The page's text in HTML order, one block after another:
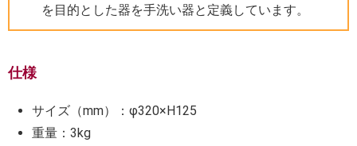
を目的とした器を手洗い器と定義しています。
仕様
サイズ（mm）：φ320×H125
重量：3kg